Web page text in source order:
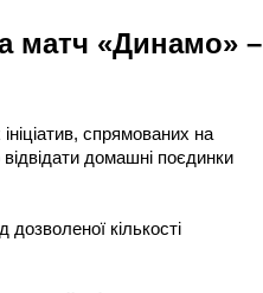
матч «Динамо» –
спрямованих на
домашні поєдинки
кількості